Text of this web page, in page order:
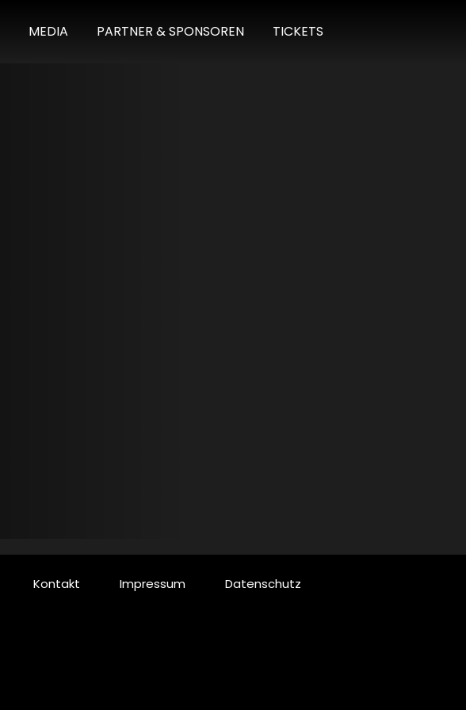
MEDIA PARTNER & SPONSOREN TICKETS
Kontakt Impressum Datenschutz